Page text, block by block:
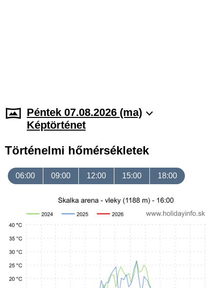
Péntek 07.08.2026 (ma)
Képtörténet
Történelmi hőmérsékletek
06:00 09:00 12:00 15:00 18:00